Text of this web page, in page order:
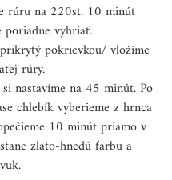
rúru na 220st. 10 minút
poriadne vyhriať.
pokrievkou/ vložíme
rúry.
nastavíme na 45 minút. Po
chlebík vyberieme z hrnca
10 minút priamo v
zlato-hnedú farbu a